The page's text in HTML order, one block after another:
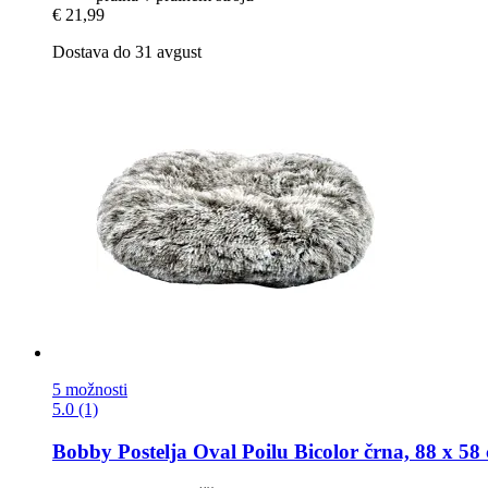
€ 21,99
Dostava do 31 avgust
5 možnosti
5.0 (1)
Bobby Postelja Oval Poilu Bicolor črna, 88 x 58